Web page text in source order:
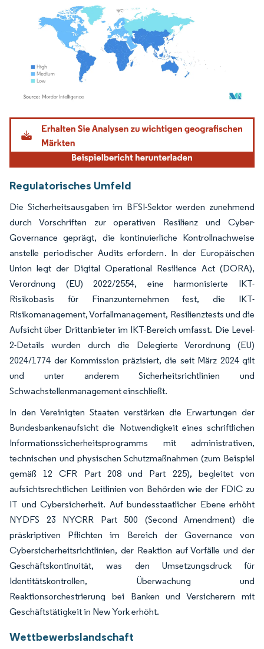
Bild © Mordor Intelligence. Wiederverwendung erfordert Namensnennung gemäß
Regulatorisches Umfeld
Die Sicherheitsausgaben im BFSI-Sektor werden zunehmend
durch Vorschriften zur operativen Resilienz und Cyber-
Governance geprägt, die kontinuierliche Kontrollnachweise
anstelle periodischer Audits erfordern. In der Europäischen
Union legt der Digital Operational Resilience Act (DORA),
Verordnung (EU) 2022/2554, eine harmonisierte IKT-
Risikobasis für Finanzunternehmen fest, die IKT-
Risikomanagement, Vorfallmanagement, Resilienztests und die
Aufsicht über Drittanbieter im IKT-Bereich umfasst. Die Level-
2-Details wurden durch die Delegierte Verordnung (EU)
2024/1774 der Kommission präzisiert, die seit März 2024 gilt
und unter anderem Sicherheitsrichtlinien und
Schwachstellenmanagement einschließt.
In den Vereinigten Staaten verstärken die Erwartungen der
Bundesbankenaufsicht die Notwendigkeit eines schriftlichen
Informationssicherheitsprogramms mit administrativen,
technischen und physischen Schutzmaßnahmen (zum Beispiel
gemäß 12 CFR Part 208 und Part 225), begleitet von
aufsichtsrechtlichen Leitlinien von Behörden wie der FDIC zu
IT und Cybersicherheit. Auf bundesstaatlicher Ebene erhöht
NYDFS 23 NYCRR Part 500 (Second Amendment) die
präskriptiven Pflichten im Bereich der Governance von
Cybersicherheitsrichtlinien, der Reaktion auf Vorfälle und der
Geschäftskontinuität, was den Umsetzungsdruck für
Identitätskontrollen, Überwachung und
Reaktionsorchestrierung bei Banken und Versicherern mit
Geschäftstätigkeit in New York erhöht.
Wettbewerbslandschaft